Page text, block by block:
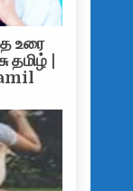
உரை
தமிழ் |